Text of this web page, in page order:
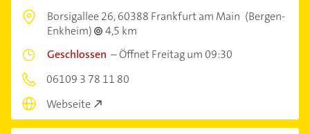
Borsigallee 26,60388 Frankfurt am Main (Bergen-
Enkheim)
4,5 km
Geschlossen –Öffnet Freitag um 09:30
06109 3 78 11 80
Webseite